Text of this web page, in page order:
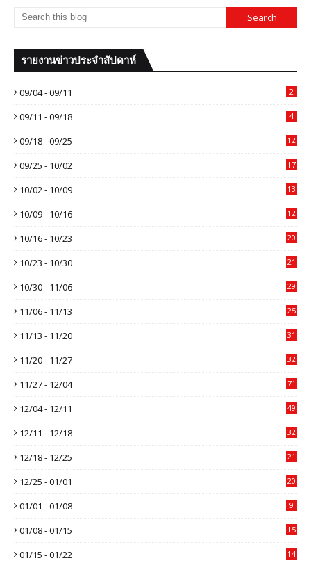
รายงานข่าวประจำสัปดาห์
09/04 - 09/11 2
09/11 - 09/18 4
09/18 - 09/25 12
09/25 - 10/02 17
10/02 - 10/09 13
10/09 - 10/16 12
10/16 - 10/23 20
10/23 - 10/30 21
10/30 - 11/06 29
11/06 - 11/13 25
11/13 - 11/20 31
11/20 - 11/27 32
11/27 - 12/04 71
12/04 - 12/11 49
12/11 - 12/18 32
12/18 - 12/25 21
12/25 - 01/01 20
01/01 - 01/08 9
01/08 - 01/15 15
01/15 - 01/22 14